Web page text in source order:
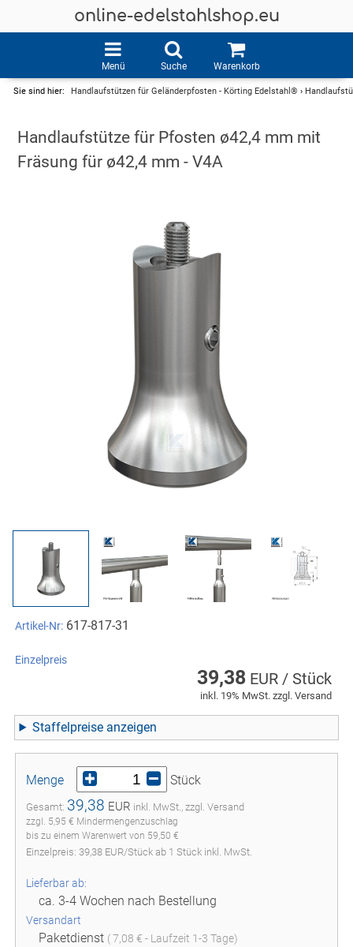
online-edelstahlshop.eu
Menü Suche Warenkorb
Sie sind hier: Handlaufstützen für Geländerpfosten - Körting Edelstahl® ›
Handlaufstütze für Pfosten ø42,4 mm mit
Fräsung für ø42,4 mm - V4A
Artikel-Nr: 617-817-31
Einzelpreis
39,38EUR / Stück
inkl. 19% MwSt. zzgl. Versand
Staffelpreise
Menge Stück
Gesamt: 39,38 EUR inkl. MwSt., zzgl. Versand
zzgl. 5,95 € Mindermengenzuschlag
bis zu einem Warenwert von 59,50 €
Einzelpreis: 39,38EUR/Stückab 1 Stück inkl. MwSt.
Lieferbar ab:
ca. 3-4 Wochen nach Bestellung
Versandart
Paketdienst ( 7,08 € - Laufzeit 1-3 Tage)